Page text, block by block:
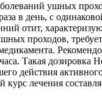
ушных
в день, с
отит,
проходов,
Такая дозировка
действия
курс лечения